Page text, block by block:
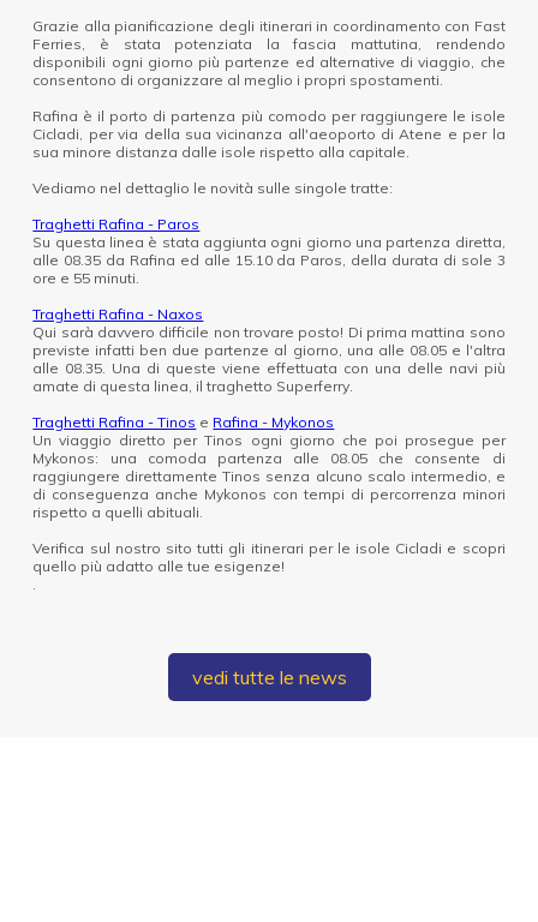
Grazie alla pianificazione degli itinerari in coordinamento con Fast
Ferries, è stata potenziata la fascia mattutina, rendendo
disponibili ogni giorno più partenze ed alternative di viaggio, che
consentono di organizzare al meglio i propri spostamenti.
Rafina è il porto di partenza più comodo per raggiungere le isole
Cicladi, per via della sua vicinanza all'aeoporto di Atene e per la
sua minore distanza dalle isole rispetto alla capitale.
Vediamo nel dettaglio le novità sulle singole tratte:
Traghetti Rafina - Paros
Su questa linea è stata aggiunta ogni giorno una partenza diretta,
alle 08.35 da Rafina ed alle 15.10 da Paros, della durata di sole 3
ore e 55 minuti.
Traghetti Rafina - Naxos
Qui sarà davvero difficile non trovare posto! Di prima mattina sono
previste infatti ben due partenze al giorno, una alle 08.05 e l'altra
alle 08.35. Una di queste viene effettuata con una delle navi più
amate di questa linea, il traghetto Superferry.
Traghetti Rafina - Tinos e Rafina - Mykonos
Un viaggio diretto per Tinos ogni giorno che poi prosegue per
Mykonos: una comoda partenza alle 08.05 che consente di
raggiungere direttamente Tinos senza alcuno scalo intermedio, e
di conseguenza anche Mykonos con tempi di percorrenza minori
rispetto a quelli abituali.
Verifica sul nostro sito tutti gli itinerari per le isole Cicladi e scopri
quello più adatto alle tue esigenze!
vedi tutte le news